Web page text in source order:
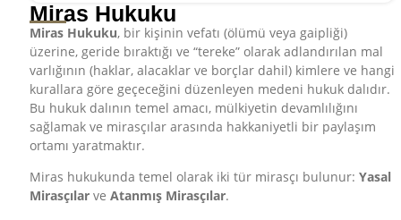
Miras Hukuku
Miras Hukuku, bir kişinin vefatı (ölümü veya gaipliği)
üzerine, geride bıraktığı ve “tereke” olarak adlandırılan mal
varlığının (haklar, alacaklar ve borçlar dahil) kimlere ve hangi
kurallara göre geçeceğini düzenleyen medeni hukuk dalıdır.
Bu hukuk dalının temel amacı, mülkiyetin devamlılığını
sağlamak ve mirasçılar arasında hakkaniyetli bir paylaşım
ortamı yaratmaktır.
Miras hukukunda temel olarak iki tür mirasçı bulunur:Yasal
Mirasçılar veAtanmış Mirasçılar.